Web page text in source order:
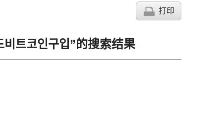
打印
트코인구입”的搜索结果